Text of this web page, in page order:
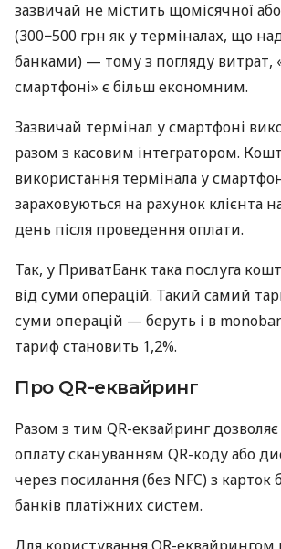
зазвичай не містить щомісячної
(300−500 грн як у терміналах, що
банками) — тому з погляду витрат,
смартфоні» є більш економним.
Зазвичай термінал у смартфоні
разом з касовим інтегратором.
використання термінала у
зараховуються на рахунок клієнта
день після проведення оплати.
Так, у ПриватБанк така послуга
від суми операцій. Такий самий
суми операцій — беруть і в
тариф становить 1,2%.
Про QR-еквайринг
Разом з тим QR-еквайринг
оплату скануванням QR-коду або
через посилання (без NFC) з карток
банків платіжних систем.